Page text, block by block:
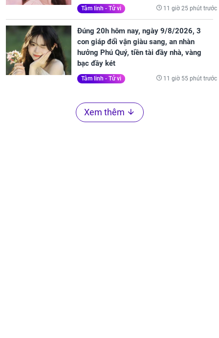
Tâm linh - Tử vi 11 giờ 25 phút trước
Đúng 20h hôm nay, ngày 9/8/2026, 3
con giáp đổi vận giàu sang, an nhàn
hưởng Phú Quý, tiền tài đầy nhà, vàng
bạc đầy két
Tâm linh - Tử vi 11 giờ 55 phút trước
Xem thêm